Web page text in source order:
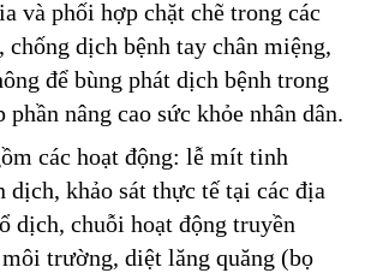
và phối hợp chặt chẽ trong các
chống dịch bệnh tay chân miệng,
để bùng phát dịch bệnh trong
nâng cao sức khỏe nhân dân.
các hoạt động: lễ mít tinh
dịch, khảo sát thực tế tại các địa
dịch, chuỗi hoạt động truyền
trường, diệt lăng quăng (bọ